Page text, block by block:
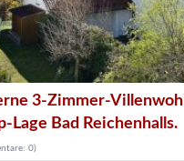
3-Zimmer-
Lage Bad Reichenhalls.
0)